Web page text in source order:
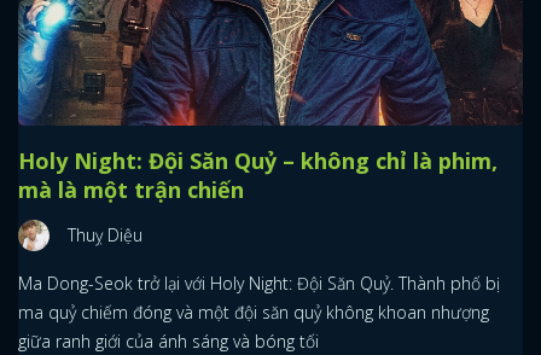
Holy Night: Đội Săn Quỷ – không chỉ là phim,
mà là một trận chiến
Thuỵ Diệu
Ma Dong-Seok trở lại với Holy Night: Đội Săn Quỷ. Thành phố bị
ma quỷ chiếm đóng và một đội săn quỷ không khoan nhượng
giữa ranh giới của ánh sáng và bóng tối